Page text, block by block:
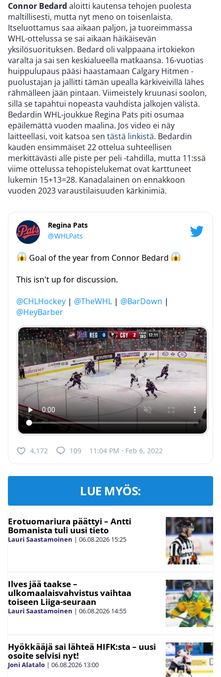
Connor Bedard aloitti kautensa tehojen puolesta
maltillisesti, mutta nyt meno on toisenlaista.
Itseluottamus saa aikaan paljon, ja tuoreimmassa
WHL-ottelussa se sai aikaan häikäisevän
yksilösuorituksen. Bedard oli valppaana irtokiekon
varalta ja sai sen keskialueella matkaansa. 16-vuotias
huippulupaus pääsi haastamaan Calgary Hitmen -
puolustajan ja jallitti tämän upealla kärkiveivillä lähes
rähmälleen jään pintaan. Viimeistely kruunasi soolon,
sillä se tapahtui nopeasta vauhdista jalkojen välistä.
Bedardin WHL-joukkue Regina Pats piti osumaa
epäilemättä vuoden maalina. Jos video ei näy
laitteellasi, voit katsoa sen tästä linkistä. Bedardin
kauden ensimmäiset 22 ottelua suhteellisen
merkittävästi alle piste per peli -tahdilla, mutta 11:ssä
viime ottelussa tehopistelukemat ovat karttuneet
lukemin 15+13=28. Kanadalainen on ennakkoon
vuoden 2023 varaustilaisuuden kärkinimiä.
Regina Pats
@WHLPats
Goal of the year from Connor Bedard
This isn't up for discussion.
@CHLHockey | @TheWHL | @BarDown |
@HeyBarber
4,172 109 11:04 PM · Feb 6, 2022
LUE MYÖS:
Erotuomariura päättyi – Antti
Bomanista tuli uusi tieto
Lauri Saastamoinen | 06.08.2026 15:25
Ilves jää taakse –
ulkomaalaisvahvistus vaihtaa
toiseen Liiga-seuraan
Lauri Saastamoinen | 06.08.2026 14:55
Hyökkääjä sai lähteä HIFK:sta – uusi
osoite selvisi nyt!
Joni Alatalo | 06.08.2026 13:00